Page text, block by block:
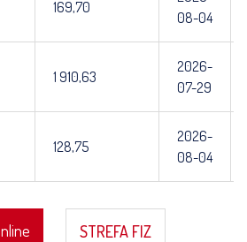
169,70
08-04
1 910,63
2026-
07-29
128,75
2026-
08-04
STREFA FIZ